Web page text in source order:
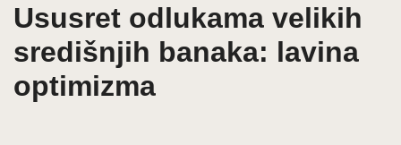
Ususret odlukama velikih
središnjih banaka: lavina
optimizma